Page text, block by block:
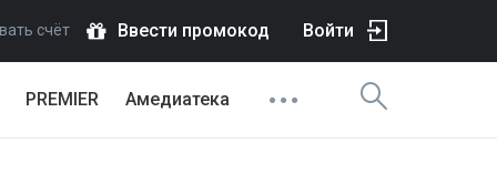
счёт Ввести промокод Войти
PREMIER Амедиатека